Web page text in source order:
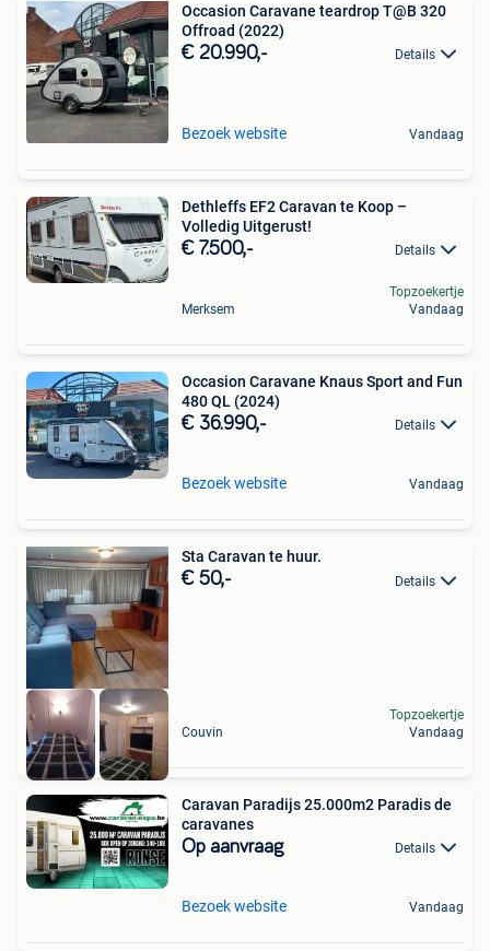
Occasion Caravane teardrop T@B 320
Offroad (2022)
€ 20.990,- Details
Bezoek website Vandaag
Dethleffs EF2 Caravan te Koop –
Volledig Uitgerust!
€ 7.500,- Details
Merksem
Topzoekertje
Vandaag
Occasion Caravane Knaus Sport and Fun
480 QL (2024)
€ 36.990,- Details
Bezoek website Vandaag
Sta Caravan te huur.
€ 50,- Details
Couvin
Topzoekertje
Vandaag
Caravan Paradijs 25.000m2 Paradis de
caravanes
Op aanvraag Details
Bezoek website Vandaag